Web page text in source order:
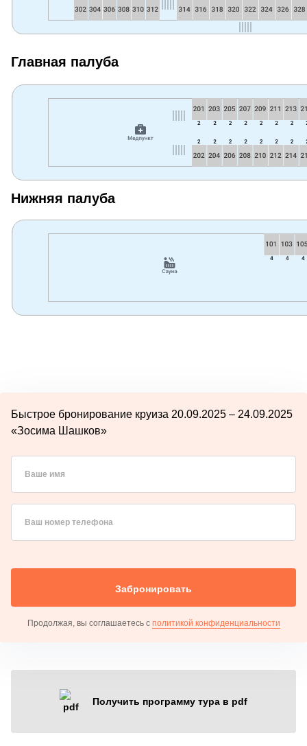
Главная палуба
Нижняя палуба
Быстрое бронирование круиза 20.09.2025 – 24.09.2025
«Зосима Шашков»
Ваше имя
Ваш номер телефона
Забронировать
Продолжая, вы соглашаетесь с политикой конфиденциальности
Получить программу тура в pdf